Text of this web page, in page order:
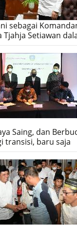
sebagai
Tjahja Setiawan
Saing, dan
transisi, baru saja